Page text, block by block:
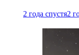
2 года спустя2